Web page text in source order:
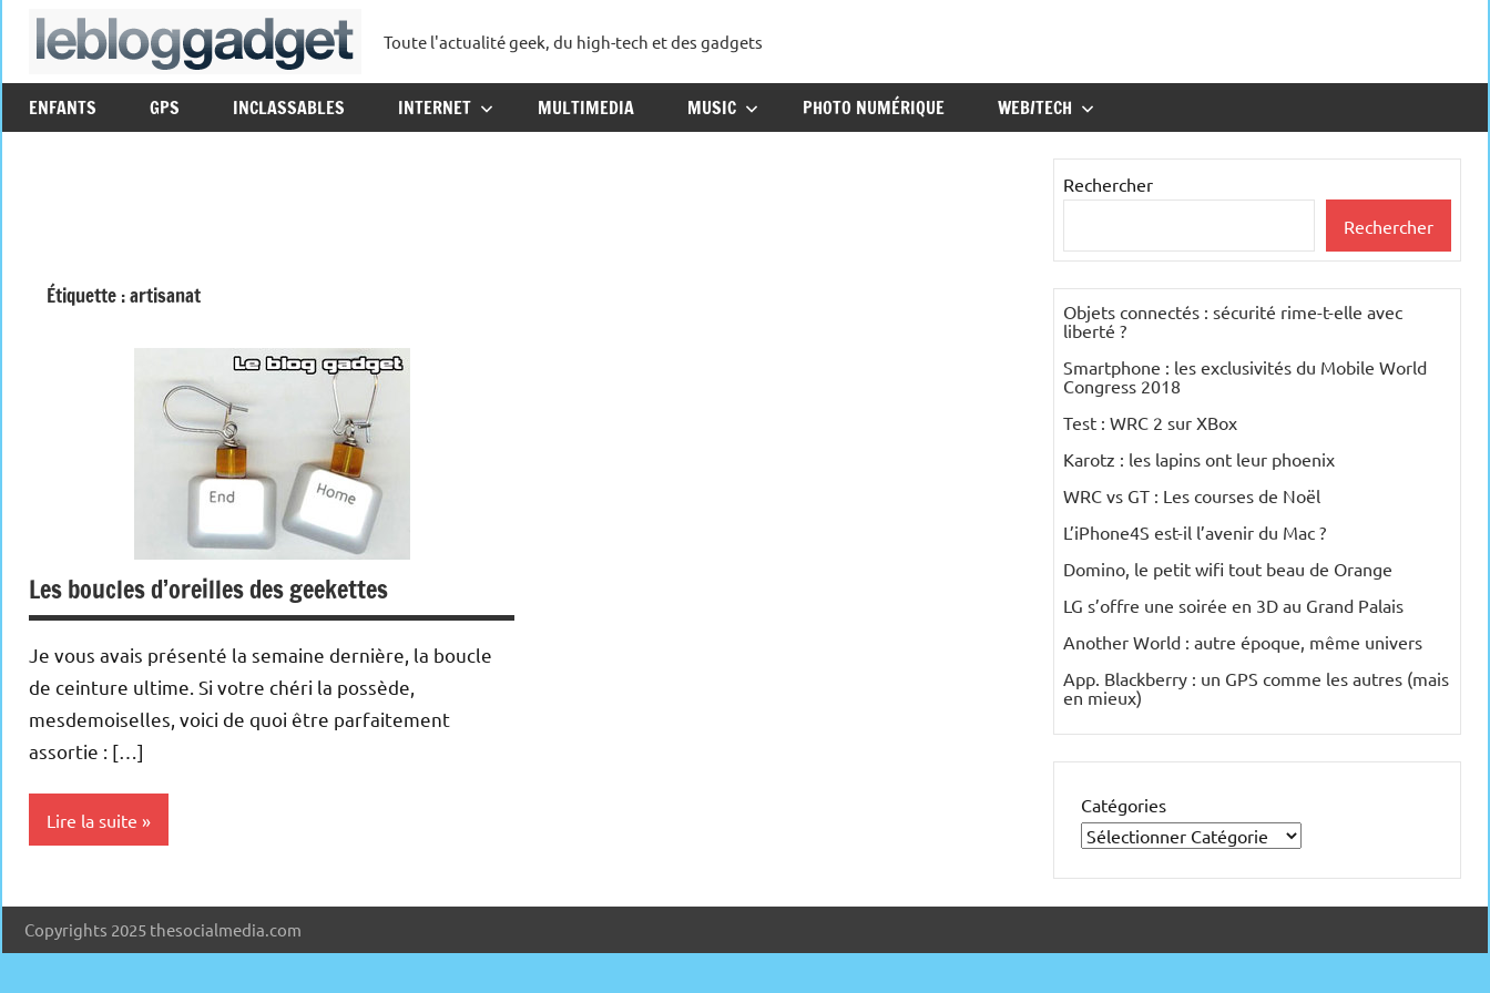
Aller
lebloggadget
Toute l'actualité geek, du high-tech et des gadgets
ENFANTS GPS INCLASSABLES INTERNET MULTIMEDIA MUSIC PHOTO NUMÉRIQUE WEB/TECH
Étiquette :artisanat
Les boucles d’oreilles des geekettes
Je vous avais présenté la semaine dernière, la boucle
de ceinture ultime. Si votre chéri la possède,
mesdemoiselles, voici de quoi être parfaitement
assortie : […]
Lire la suite
Rechercher
Rechercher
Objets connectés : sécurité rime-t-elle avec
liberté ?
Smartphone : les exclusivités du Mobile World
Congress 2018
Test : WRC 2 sur XBox
Karotz : les lapins ont leur phoenix
WRC vs GT : Les courses de Noël
L’iPhone4S est-il l’avenir du Mac ?
Domino, le petit wifi tout beau de Orange
LG s’offre une soirée en 3D au Grand Palais
Another World : autre époque, même univers
App. Blackberry : un GPS comme les autres (mais
en mieux)
Catégories
Copyrights 2025 thesocialmedia.com